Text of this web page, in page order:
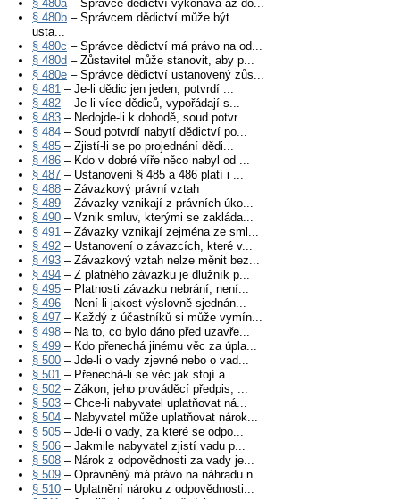
§ 480a– Správce dědictví vykonává až do...
§ 480b – Správcem dědictví může být
usta...
§ 480c – Správce dědictví má právo na od...
§ 480d – Zůstavitel může stanovit, aby p...
§ 480e – Správce dědictví ustanovený zůs...
§ 481 – Je-li dědic jen jeden, potvrdí ...
§ 482 – Je-li více dědiců, vypořádají s...
§ 483 – Nedojde-li k dohodě, soud potvr...
§ 484 – Soud potvrdí nabytí dědictví po...
§ 485 – Zjistí-li se po projednání dědi...
§ 486 – Kdo v dobré víře něco nabyl od ...
§ 487 – Ustanovení § 485 a 486 platí i ...
§ 488 – Závazkový právní vztah
§ 489 – Závazky vznikají z právních úko...
§ 490 – Vznik smluv, kterými se zakláda...
§ 491 – Závazky vznikají zejména ze sml...
§ 492 – Ustanovení o závazcích, které v...
§ 493 – Závazkový vztah nelze měnit bez...
§ 494 – Z platného závazku je dlužník p...
§ 495 – Platnosti závazku nebrání, není...
§ 496 – Není-li jakost výslovně sjednán...
§ 497 – Každý z účastníků si může vymín...
§ 498 – Na to, co bylo dáno před uzavře...
§ 499 – Kdo přenechá jinému věc za úpla...
§ 500 – Jde-li o vady zjevné nebo o vad...
§ 501 – Přenechá-li se věc jak stojí a ...
§ 502 – Zákon, jeho prováděcí předpis, ...
§ 503 – Chce-li nabyvatel uplatňovat ná...
§ 504 – Nabyvatel může uplatňovat nárok...
§ 505 – Jde-li o vady, za které se odpo...
§ 506 – Jakmile nabyvatel zjistí vadu p...
§ 508 – Nárok z odpovědnosti za vady je...
§ 509 – Oprávněný má právo na náhradu n...
§ 510 – Uplatnění nároku z odpovědnosti...